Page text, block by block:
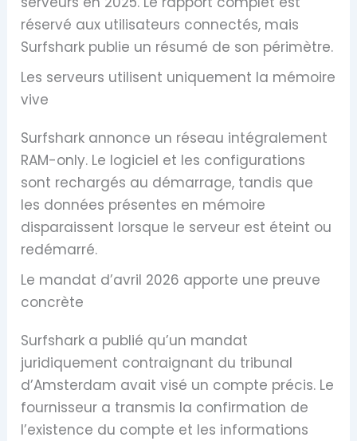
réservé aux utilisateurs connectés, mais
Surfshark publie un résumé de son périmètre.
Les serveurs utilisent uniquement la mémoire
vive
Surfshark annonce un réseau intégralement
RAM-only. Le logiciel et les configurations
sont rechargés au démarrage, tandis que
les données présentes en mémoire
disparaissent lorsque le serveur est éteint ou
redémarré.
Le mandat d’avril 2026 apporte une preuve
concrète
Surfshark a publié qu’un mandat
juridiquement contraignant du tribunal
d’Amsterdam avait visé un compte précis. Le
fournisseur a transmis la confirmation de
l’existence du compte et les informations